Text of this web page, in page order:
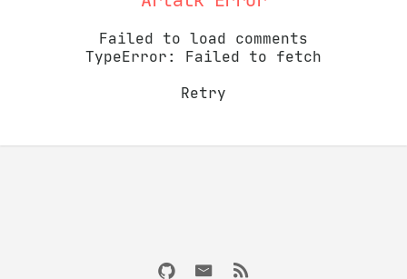
Failed to load comments
TypeError: Failed to fetch
Retry